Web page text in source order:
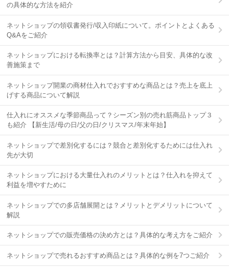
の具体的な方法を紹介
ネットショップの領収書発行/収入印紙について。ポイントとよくある
Q&Aをご紹介
ネットショップにおける転換率とは？計算方法から目安、具体的な改
善施策まで
ネットショップ開業の商材仕入れでおすすめな商品とは？売上を底上
げする商品について解説
仕入れにオススメな季節商品って？シーズン別の売れ筋商品トップ３
も紹介 【新生活/母の日/父の日/クリスマス/年末年始】
ネットショップで差別化するには？競合と差別化するためには仕入れ
先が大切
ネットショップにおける大量仕入れのメリットとは？仕入れを抑えて
利益を増やすために
ネットショップでの多店舗展開とは？メリットとデメリットについて
解説
ネットショップでの販売価格の決め方とは？具体的な考え方をご紹介
ネットショップで売れるおすすめ商品とは？具体的な例を7つご紹介